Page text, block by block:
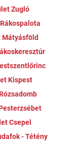
Zugló
Mátyásföld
Kispest
Csepel
- Tétény